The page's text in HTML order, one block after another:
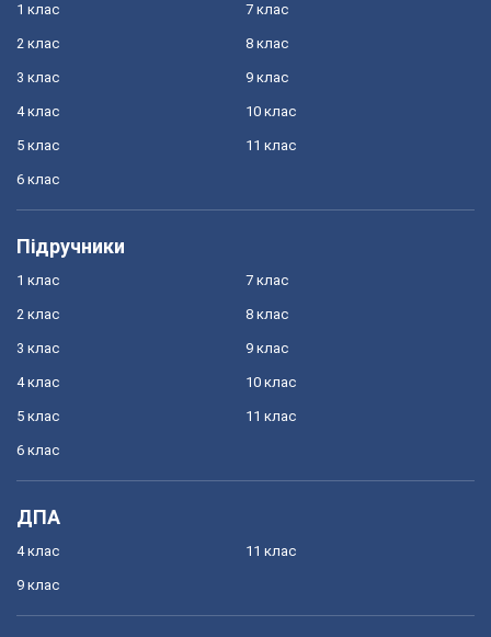
1 клас
2 клас
3 клас
4 клас
5 клас
6 клас
7 клас
8 клас
9 клас
10 клас
11 клас
Підручники
1 клас
2 клас
3 клас
4 клас
5 клас
6 клас
7 клас
8 клас
9 клас
10 клас
11 клас
ДПА
4 клас
9 клас
11 клас